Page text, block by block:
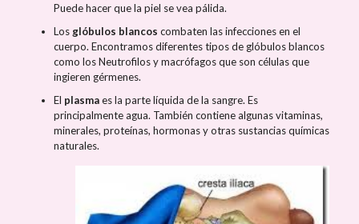
Puede hacer que la piel se vea pálida.
Los glóbulos blancos combaten las infecciones en el
cuerpo. Encontramos diferentes tipos de glóbulos blancos
como los Neutrofilos y macrófagos que son células que
ingieren gérmenes.
El plasmaes la parte líquida de la sangre. Es
principalmente agua. También contiene algunas vitaminas,
minerales, proteínas, hormonas y otras sustancias químicas
naturales.